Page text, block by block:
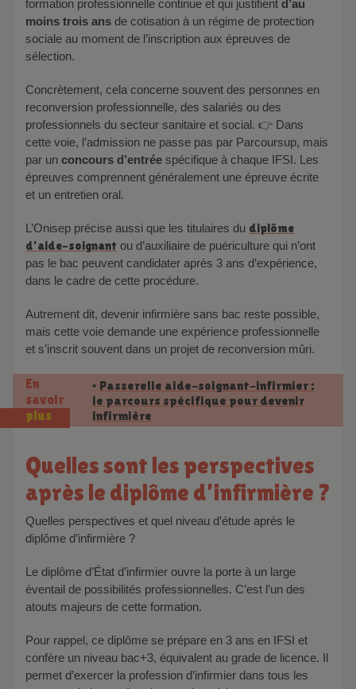
formation professionnelle continue et qui justifient d’au
moins trois ans de cotisation à un régime de protection
sociale au moment de l’inscription aux épreuves de
sélection.
Concrètement, cela concerne souvent des personnes en
reconversion professionnelle, des salariés ou des
professionnels du secteur sanitaire et social. 👉 Dans
cette voie, l’admission ne passe pas par Parcoursup, mais
par un concours d’entrée spécifique à chaque IFSI. Les
épreuves comprennent généralement une épreuve écrite
et un entretien oral.
L’Onisep précise aussi que les titulaires du diplôme
d’aide-soignant ou d’auxiliaire de puériculture qui n’ont
pas le bac peuvent candidater après 3 ans d’expérience,
dans le cadre de cette procédure.
Autrement dit, devenir infirmière sans bac reste possible,
mais cette voie demande une expérience professionnelle
et s’inscrit souvent dans un projet de reconversion mûri.
En
savoir
plus
• Passerelle aide-soignant-infirmier :
le parcours spécifique pour devenir
infirmière
Quelles sont les perspectives
après le diplôme d’infirmière ?
Quelles perspectives et quel niveau d’étude après le
diplôme d’infirmière ?
Le diplôme d’État d’infirmier ouvre la porte à un large
éventail de possibilités professionnelles. C’est l’un des
atouts majeurs de cette formation.
Pour rappel, ce diplôme se prépare en 3 ans en IFSI et
confère un niveau bac+3, équivalent au grade de licence. Il
permet d’exercer la profession d’infirmier dans tous les